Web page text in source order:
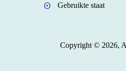
Gebruikte staat
Copyright © 2026,